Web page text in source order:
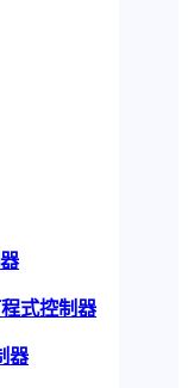
式控制器
器